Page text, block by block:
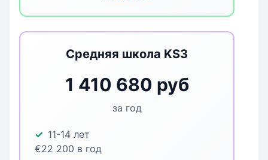
Средняя школа KS3
1 410 680 руб
за год
11-14 лет
€22 200 в год